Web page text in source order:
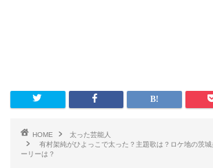
HOME
太った芸能人
有村架純がひよっこで太った？主題歌は？ロケ地の茨
ーリーは？